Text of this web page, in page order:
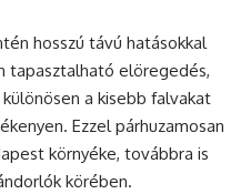
hosszú távú hatásokkal
tapasztalható elöregedés,
a kisebb falvakat
Ezzel párhuzamosan
környéke, továbbra is
körében.